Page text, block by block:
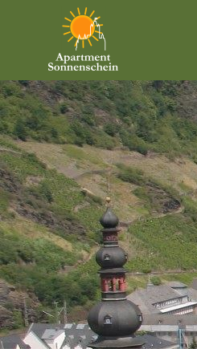
/
PHOTOS
KONTAKT
/
CONTACT
US
LAGE
/
HOW
TO
FIND
US
ÜBER
UNS
/
ABOUT